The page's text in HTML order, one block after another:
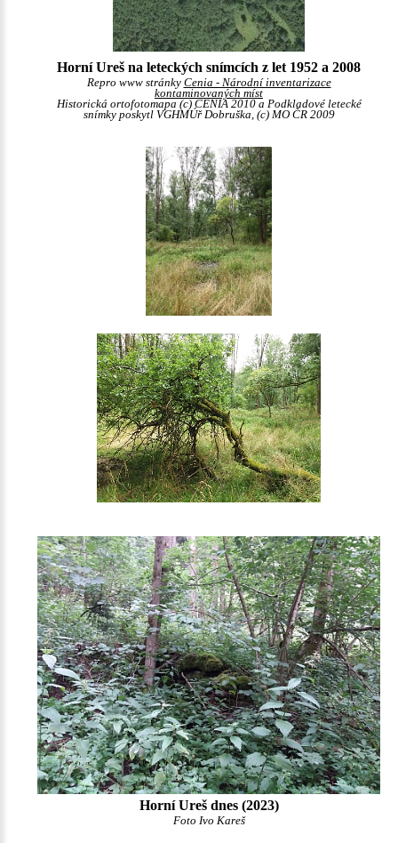
Horní Ureš na leteckých snímcích z let 1952 a 2008
Repro www stránky Cenia - Národní inventarizace
kontaminovaných míst
Historická ortofotomapa (c) CENIA 2010 a Podkladové letecké
snímky poskytl VGHMÚř Dobruška, (c) MO ČR 2009
Horní Ureš dnes (2023)
Foto Ivo Kareš